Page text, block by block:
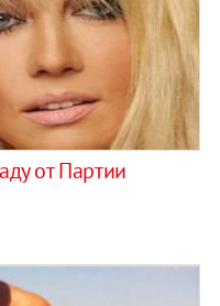
от Партии